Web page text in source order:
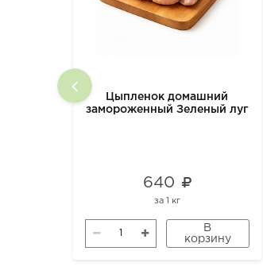
Цыпленок домашний
замороженный Зеленый луг
640
за 1 кг
В
корзину